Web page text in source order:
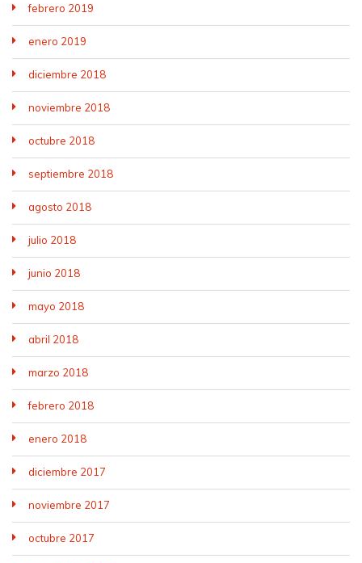
febrero 2019
enero 2019
diciembre 2018
noviembre 2018
octubre 2018
septiembre 2018
agosto 2018
julio 2018
junio 2018
mayo 2018
abril 2018
marzo 2018
febrero 2018
enero 2018
diciembre 2017
noviembre 2017
octubre 2017